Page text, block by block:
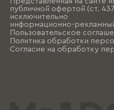
публичной офертой (ст.
исключительно
информационно-
Пользовательское
Политика обработки
Согласие на обработку